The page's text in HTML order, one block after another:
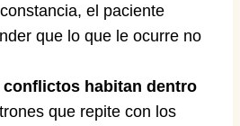
el paciente
que lo que le ocurre no
conflictos habitan dentro
que repite con los